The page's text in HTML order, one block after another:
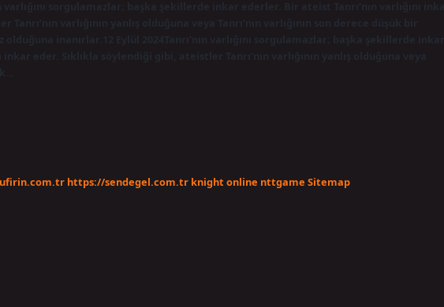
varlığını sorgulamazlar; başka şekillerde inkar ederler. Bir ateist Tanrı’nın varlığını inkar
varlığının yanlış olduğuna veya Tanrı’nın varlığının son derece düşük bir
inanırlar.12 Eylül 2024Tanrı’nın varlığını sorgulamazlar; başka şekillerde inkar
inkar eder. Sıklıkla söylendiği gibi, ateistler Tanrı’nın varlığının yanlış olduğuna veya
https://sendegel.com.tr knight online nttgame Sitemap